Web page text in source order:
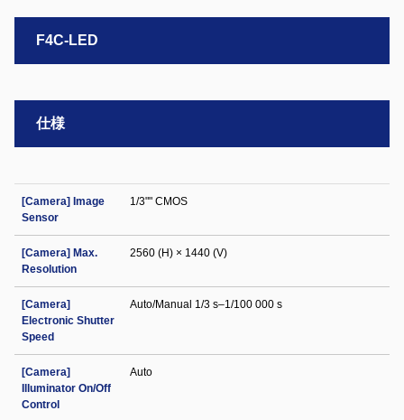
F4C-LED
仕様
[Camera] Image
Sensor
1/3"" CMOS
[Camera] Max.
Resolution
2560 (H) × 1440 (V)
[Camera]
Electronic Shutter
Speed
Auto/Manual 1/3 s–1/100 000 s
[Camera]
Illuminator On/Off
Control
Auto